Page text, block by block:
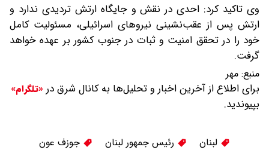
وی تاکید کرد: احدی در نقش و جایگاه ارتش تردیدی ندارد و
ارتش پس از عقب‌نشینی نیروهای اسرائیلی، مسئولیت کامل
خود را در تحقق امنیت و ثبات در جنوب کشور بر عهده خواهد
گرفت.
منبع: مهر
برای اطلاع از آخرین اخبار و تحلیل‌ها به کانال شرق در «تلگرام»
بپیوندید.
لبنان رئیس جمهور لبنان
جوزف عون